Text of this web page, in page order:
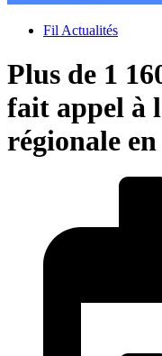
Fil Actualités
Plus de 1
fait appel à
régionale en